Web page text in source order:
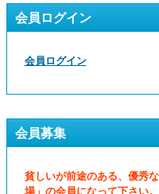
会員ログイン
会員ログイン
会員募集
貧しいが前途のある、優秀
場」の会員になって下さい。